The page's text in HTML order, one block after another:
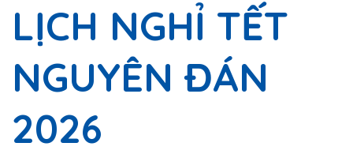
LỊCH NGHỈ TẾT
NGUYÊN ĐÁN
2026